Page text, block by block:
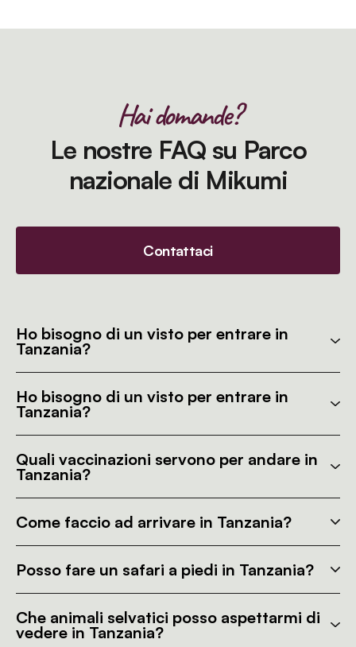
Hai domande?
Le nostre FAQ su Parco
nazionale di Mikumi
Contattaci
Ho bisogno di un visto per entrare in
Tanzania?
Ho bisogno di un visto per entrare in
Tanzania?
Quali vaccinazioni servono per andare in
Tanzania?
Come faccio ad arrivare in Tanzania?
Posso fare un safari a piedi in Tanzania?
Che animali selvatici posso aspettarmi di
vedere in Tanzania?